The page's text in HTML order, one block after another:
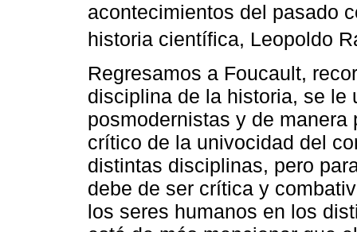
acontecimientos del pasado
historia científica, Leopoldo
Regresamos a Foucault,
disciplina de la historia, se le
posmodernistas y de
crítico de la univocidad del
distintas disciplinas, pero
debe de ser crítica y
los seres humanos en los